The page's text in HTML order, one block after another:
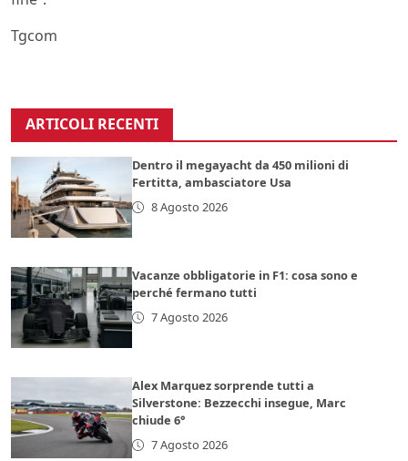
Tgcom
ARTICOLI RECENTI
Dentro il megayacht da 450 milioni di
Fertitta, ambasciatore Usa
8 Agosto 2026
Vacanze obbligatorie in F1: cosa sono e
perché fermano tutti
7 Agosto 2026
Alex Marquez sorprende tutti a
Silverstone: Bezzecchi insegue, Marc
chiude 6°
7 Agosto 2026